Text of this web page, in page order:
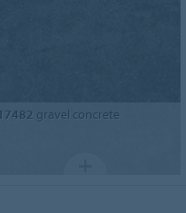
17482 gravel concrete